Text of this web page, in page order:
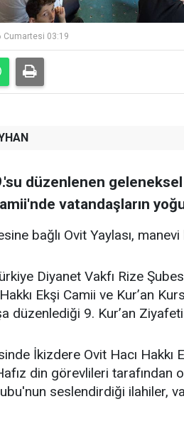
Cumartesi 03:19
düzenlenen
vatandaşların
bağlı Ovit Yaylası,
Diyanet Vakfı Rize
Ekşi Camii ve Kur’an
düzenlediği 9. Kur’an
İkizdere Ovit Hacı Hakkı
din görevlileri tarafından
seslendirdiği ilahiler,